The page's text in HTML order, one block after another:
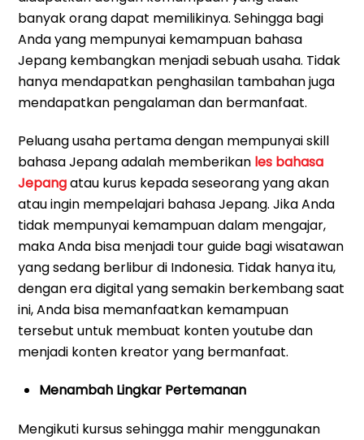
banyak orang dapat memilikinya. Sehingga bagi
Anda yang mempunyai kemampuan bahasa
Jepang kembangkan menjadi sebuah usaha. Tidak
hanya mendapatkan penghasilan tambahan juga
mendapatkan pengalaman dan bermanfaat.
Peluang usaha pertama dengan mempunyai skill
bahasa Jepang adalah memberikan les bahasa
Jepangatau kurus kepada seseorang yang akan
atau ingin mempelajari bahasa Jepang. Jika Anda
tidak mempunyai kemampuan dalam mengajar,
maka Anda bisa menjadi tour guide bagi wisatawan
yang sedang berlibur di Indonesia. Tidak hanya itu,
dengan era digital yang semakin berkembang saat
ini, Anda bisa memanfaatkan kemampuan
tersebut untuk membuat konten youtube dan
menjadi konten kreator yang bermanfaat.
Menambah Lingkar Pertemanan
Mengikuti kursus sehingga mahir menggunakan